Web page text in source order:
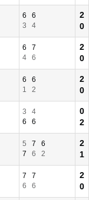
6
6
3
4
2
0
6
7
4
6
2
0
6
6
1
2
2
0
3
4
6
6
0
2
5 7
6
7
6 2
2
1
7
7
6
6
2
0